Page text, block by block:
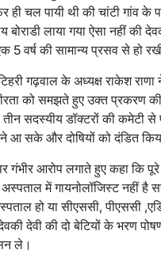
चल पायी थी की चांटी गांव के
बोराडी लाया गया ऐसा नहीं की
5 वर्ष की सामान्य प्रसव से हो
गढ़वाल के अध्यक्ष राकेश राणा
को समझते हुए उक्त प्रकरण
तीन सदस्यीय डॉक्टरों की कमेटी
आ सके और दोषियों को दंडित
गंभीर आरोप लगाते हुए कहा कि
अस्पताल में गायनोलॉजिस्ट नहीं
हो या सीएससी, पीएससी
देवी की दो बेटियों के भरण पोषण
ले।